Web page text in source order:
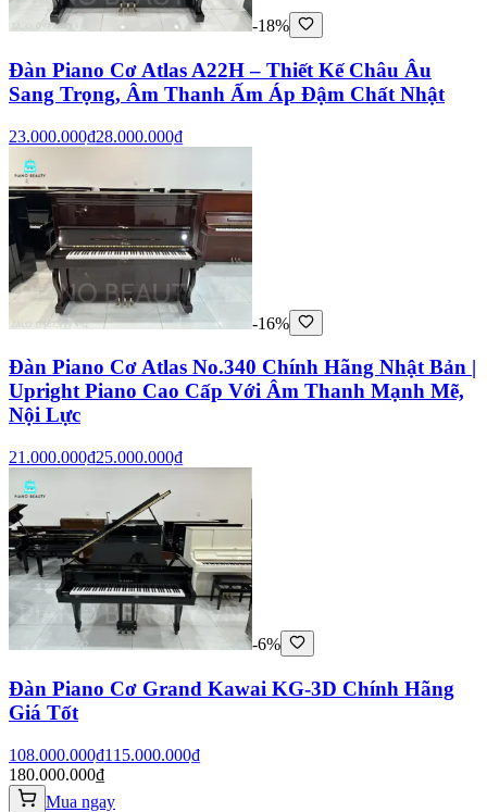
-18%
Đàn Piano Cơ Atlas A22H – Thiết Kế Châu Âu
Sang Trọng, Âm Thanh Ấm Áp Đậm Chất Nhật
23.000.000₫28.000.000₫
-16%
Đàn Piano Cơ Atlas No.340 Chính Hãng Nhật Bản |
Upright Piano Cao Cấp Với Âm Thanh Mạnh Mẽ,
Nội Lực
21.000.000₫25.000.000₫
-6%
Đàn Piano Cơ Grand Kawai KG-3D Chính Hãng
Giá Tốt
108.000.000₫115.000.000₫
180.000.000₫
Mua ngay